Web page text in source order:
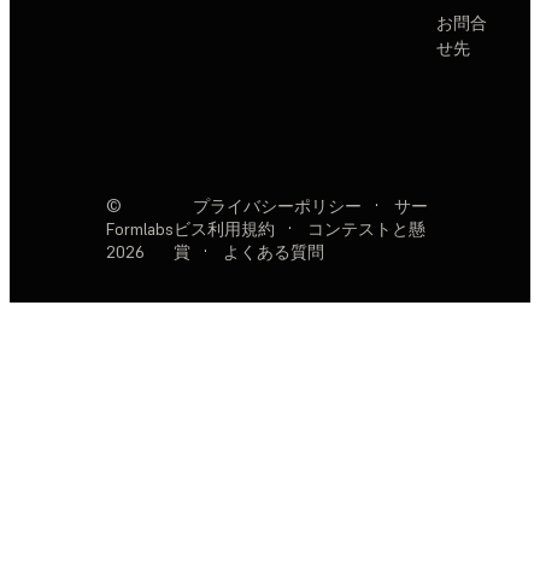
お問合
せ先
©
Formlabs
2026
プライバシーポリシー ·
サー
ビス利用規約
·
コンテストと懸
賞
· よくある質問